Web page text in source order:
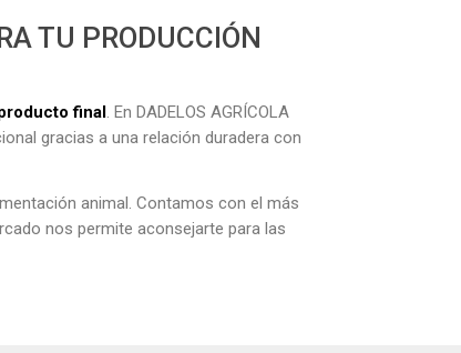
TU PRODUCCIÓN
final. En DADELOS AGRÍCOLA
gracias a una relación duradera con
animal. Contamos con el más
nos permite aconsejarte para las